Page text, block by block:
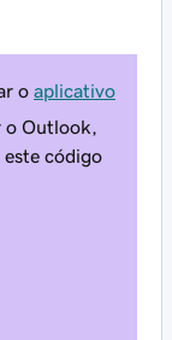
o aplicativo
o Outlook,
este código